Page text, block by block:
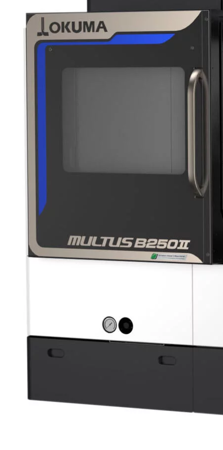
DMG MORI - CTX beta 800 TC
OKUMA - Multus B250 II
Kamerasysteme vs. Rotierende
Unternehmen
DE